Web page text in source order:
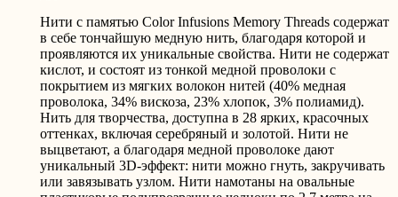
Нити с памятью Color Infusions Memory Threads содержат
в себе тончайшую медную нить, благодаря которой и
проявляются их уникальные свойства. Нити не содержат
кислот, и состоят из тонкой медной проволоки с
покрытием из мягких волокон нитей (40% медная
проволока, 34% вискоза, 23% хлопок, 3% полиамид).
Нить для творчества, доступна в 28 ярких, красочных
оттенках, включая серебряный и золотой. Нити не
выцветают, а благодаря медной проволоке дают
уникальный 3D-эффект: нити можно гнуть, закручивать
или завязывать узлом. Нити намотаны на овальные